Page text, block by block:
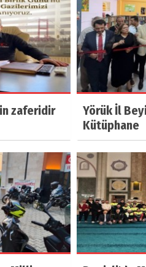
zaferidir
Yörük İl
Kütüphane